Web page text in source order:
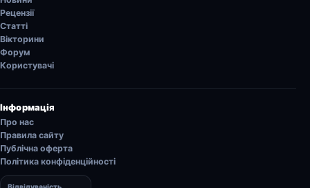
Рецензії
Статті
Вікторини
Форум
Користувачі
Інформація
Про нас
Правила сайту
Публічна оферта
Політика конфіденційності